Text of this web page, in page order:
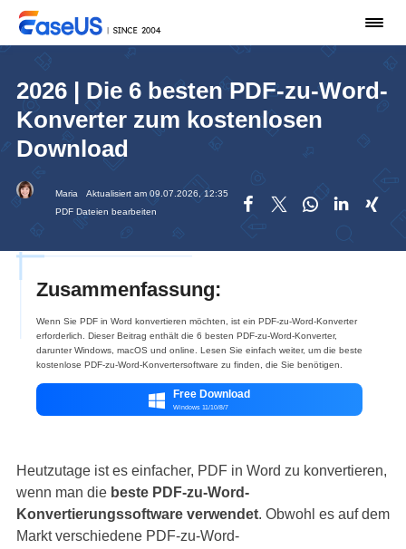
2026 | Die 6 besten PDF-zu-Word-
Konverter zum kostenlosen
Download
Maria
Aktualisiert am 09.07.2026, 12:35
PDF Dateien bearbeiten
    
Zusammenfassung:
Wenn Sie PDF in Word konvertieren möchten, ist ein PDF-zu-Word-Konverter
erforderlich. Dieser Beitrag enthält die 6 besten PDF-zu-Word-Konverter,
darunter Windows, macOS und online. Lesen Sie einfach weiter, um die beste
kostenlose PDF-zu-Word-Konvertersoftware zu finden, die Sie benötigen.
 Free Download
Windows 11/10/8/7
Heutzutage ist es einfacher, PDF in Word zu konvertieren,
wenn man die beste PDF-zu-Word-
Konvertierungssoftware verwendet. Obwohl es auf dem
Markt verschiedene PDF-zu-Word-